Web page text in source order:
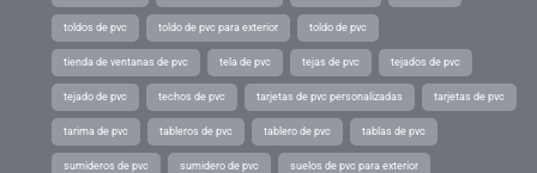
toldos de pvc toldo de pvc para exterior toldo de pvc
tienda de ventanas de pvc tela de pvc tejas de pvc tejados de pvc
tejado de pvc techos de pvc tarjetas de pvc personalizadas tarjetas de pvc
tarima de pvc tableros de pvc tablero de pvc tablas de pvc
sumideros de pvc sumidero de pvc suelos de pvc para exterior